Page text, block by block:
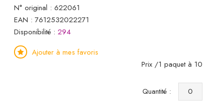
N° original : 622061
EAN : 7612532022271
Disponibilité : 294
Ajouter à mes favoris
Prix /1 paquet à 10
Quantité :